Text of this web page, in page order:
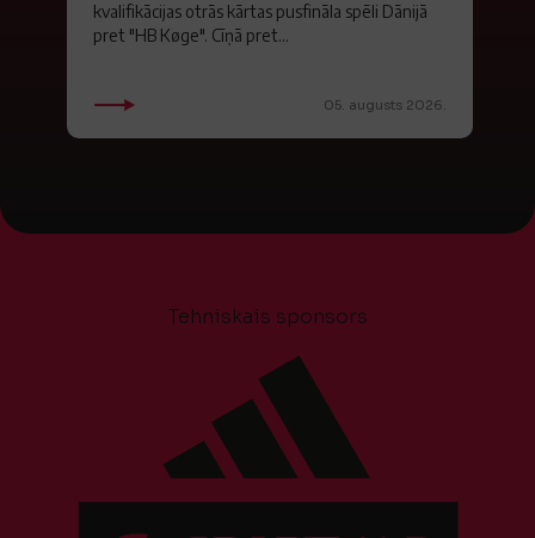
kvalifikācijas otrās kārtas pusfināla spēli Dānijā
pret "HB Køge". Cīņā pret...
05. augusts 2026.
Tehniskais sponsors